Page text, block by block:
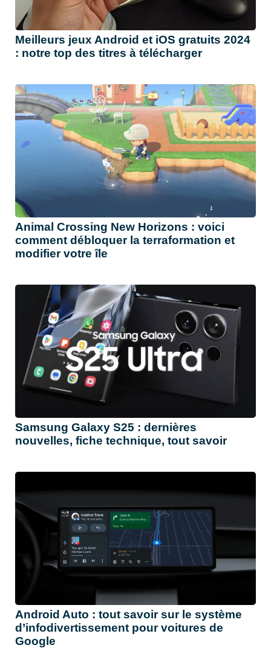
Meilleurs jeux Android et iOS gratuits 2024
: notre top des titres à télécharger
Animal Crossing New Horizons : voici
comment débloquer la terraformation et
modifier votre île
Samsung Galaxy S25 : dernières
nouvelles, fiche technique, tout savoir
Android Auto : tout savoir sur le système
d’infodivertissement pour voitures de
Google